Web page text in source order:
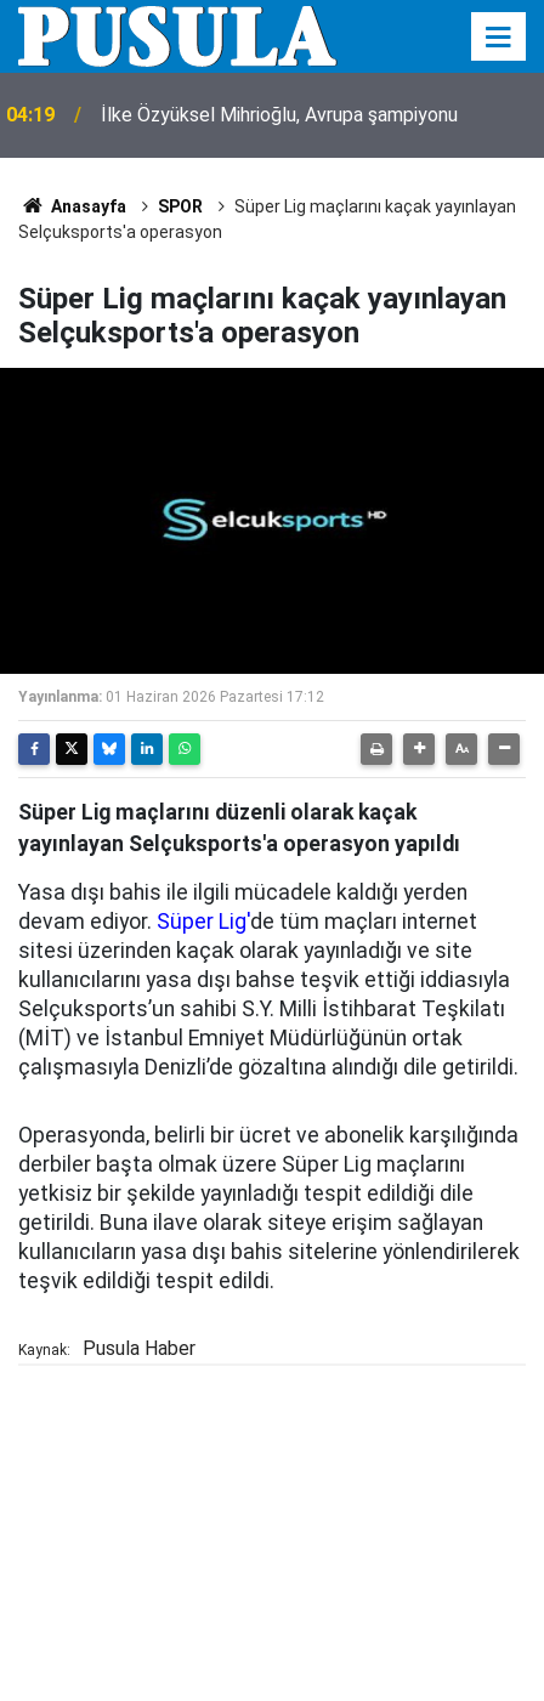
04:19 İlke Özyüksel Mihrioğlu, Avrupa şampiyonu
Anasayfa SPOR
Süper Lig maçlarını kaçak yayınlayan
Selçuksports'a operasyon
Süper Lig maçlarını kaçak yayınlayan
Selçuksports'a operasyon
Yayınlanma: 01 Haziran 2026 Pazartesi 17:12
Süper Lig maçlarını düzenli olarak kaçak
yayınlayan Selçuksports'a operasyon yapıldı
Yasa dışı bahis ile ilgili mücadele kaldığı yerden
devam ediyor. Süper Lig'de tüm maçları internet
sitesi üzerinden kaçak olarak yayınladığı ve site
kullanıcılarını yasa dışı bahse teşvik ettiği iddiasıyla
Selçuksports’un sahibi S.Y. Milli İstihbarat Teşkilatı
(MİT) ve İstanbul Emniyet Müdürlüğünün ortak
çalışmasıyla Denizli’de gözaltına alındığı dile getirildi.
Operasyonda, belirli bir ücret ve abonelik karşılığında
derbiler başta olmak üzere Süper Lig maçlarını
yetkisiz bir şekilde yayınladığı tespit edildiği dile
getirildi. Buna ilave olarak siteye erişim sağlayan
kullanıcıların yasa dışı bahis sitelerine yönlendirilerek
teşvik edildiği tespit edildi.
Kaynak: Pusula Haber